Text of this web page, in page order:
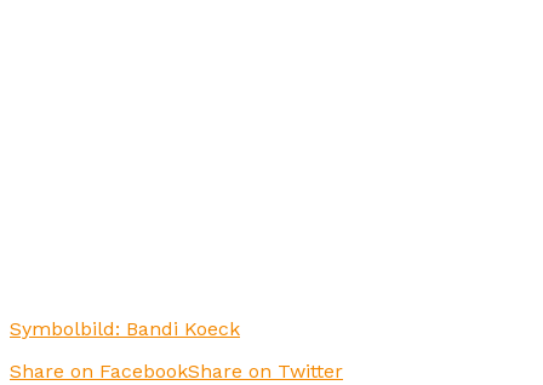
Symbolbild: Bandi Koeck
Share on FacebookShare on Twitter